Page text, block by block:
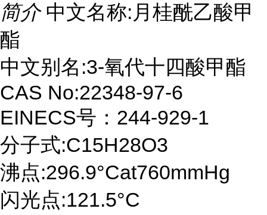
简介 中文名称:月桂酰乙酸甲
酯
中文别名:3-氧代十四酸甲酯
CAS No:22348-97-6
EINECS号：244-929-1
分子式:C15H28O3
沸点:296.9°Cat760mmHg
闪光点:121.5°C